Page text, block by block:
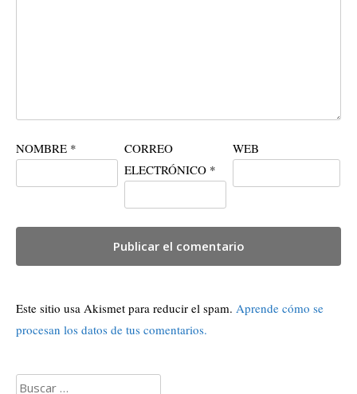
NOMBRE *
CORREO
ELECTRÓNICO *
WEB
Este sitio usa Akismet para reducir el spam. Aprende cómo se
procesan los datos de tus comentarios.
Buscar: